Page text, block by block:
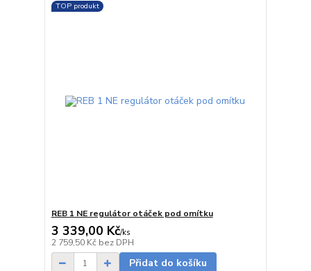
TOP produkt
REB 1 NE regulátor otáček pod omítku
3 339,00 Kč/ks
2 759,50 Kč bez DPH
Přidat do košíku